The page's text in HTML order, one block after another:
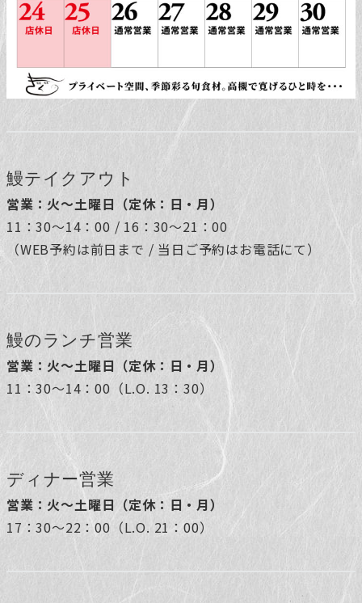
鰻テイクアウト
営業：火～土曜日（定休：日・月）
11：30～14：00 / 16：30～21：00
（WEB予約は前日まで / 当日ご予約はお電話にて）
鰻のランチ営業
営業：火～土曜日（定休：日・月）
11：30～14：00（L.O. 13：30）
ディナー営業
営業：火～土曜日（定休：日・月）
17：30～22：00（L.O. 21：00）